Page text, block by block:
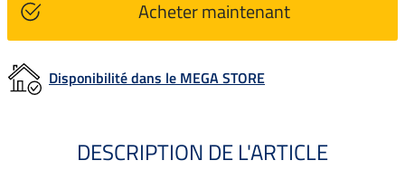
Acheter maintenant
Disponibilité dans le MEGA STORE
DESCRIPTION DE L'ARTICLE